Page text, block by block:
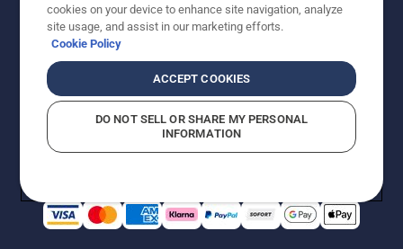
© Husqvarna AB (publ). Alle Rechte vorbehalten. Bei
den Preisangaben handelt es sich um unverbindliche
Preisempfehlungen in Euro inkl. der gesetzlichen
Preisempfehlungen (inkl. MwSt), es sei denn sie sind für
den direkten Kauf verfügbar.
Cookie-RichtlinieNutzungsbedingungen Datenschutzerklärung
Vermutete Verstöße melden
cookies on your device to enhance site navigation, analyze
site usage, and assist in our marketing efforts.
Cookie Policy
ACCEPT COOKIES
DO NOT SELL OR SHARE MY PERSONAL
INFORMATION